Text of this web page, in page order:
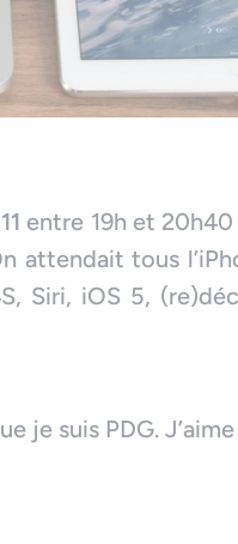
entre 19h et
attendait tous
Siri, iOS 5,
je suis PDG.